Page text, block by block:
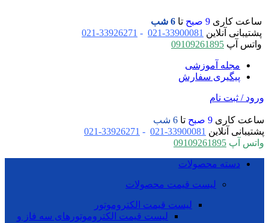
ساعت کاری 9 صبح تا 6 شب
پشتیبانی آنلاین 33900081-021
-
33926271-021
واتس آپ 09109261895
مجله آموزشی
پیگیری سفارش
ورود / ثبت نام
ساعت کاری 9 صبح تا 6 شب
پشتیبانی آنلاین 33900081-021
-
33926271-021
واتس آپ 09109261895
دسته محصولات
لیست قیمت محصولات
لیست قیمت الکتروموتور
لیست قیمت الکتروموتورهای سه فاز و